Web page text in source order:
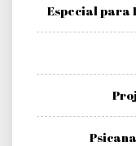
Especial para